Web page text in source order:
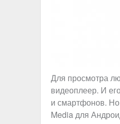
Для просмотра
видеоплеер. И
и смартфонов.
Media для